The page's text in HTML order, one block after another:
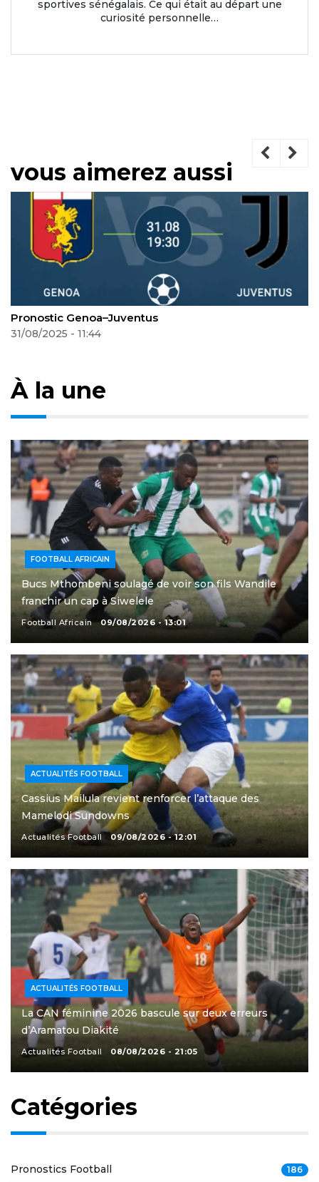
sportives sénégalais. Ce qui était au départ une
curiosité personnelle…
vous aimerez aussi
Pronostic IJsselmeervogels–Genemuiden
03/09/2025 - 00:12
À la une
FOOTBALL AFRICAIN
Bucs Mthombeni soulagé de voir son fils Wandile
franchir un cap à Siwelele
Football Africain 09/08/2026 - 13:01
ACTUALITÉS FOOTBALL
Cassius Mailula revient renforcer l’attaque des
Mamelodi Sundowns
Actualités Football 09/08/2026 - 12:01
ACTUALITÉS FOOTBALL
La CAN féminine 2026 bascule sur deux erreurs
d’Aramatou Diakité
Actualités Football 08/08/2026 - 21:05
Catégories
Pronostics Football 186